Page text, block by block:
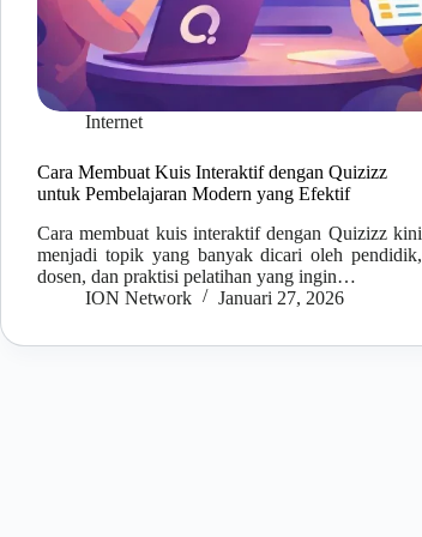
Internet
Cara Membuat Kuis Interaktif dengan Quizizz
untuk Pembelajaran Modern yang Efektif
Cara membuat kuis interaktif dengan Quizizz kini
menjadi topik yang banyak dicari oleh pendidik,
dosen, dan praktisi pelatihan yang ingin…
ION Network
Januari 27, 2026